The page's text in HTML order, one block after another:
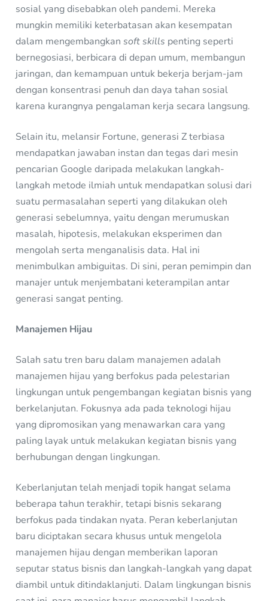
sosial yang disebabkan oleh pandemi. Mereka
mungkin memiliki keterbatasan akan kesempatan
dalam mengembangkansoft skills penting seperti
bernegosiasi, berbicara di depan umum, membangun
jaringan, dan kemampuan untuk bekerja berjam-jam
dengan konsentrasi penuh dan daya tahan sosial
karena kurangnya pengalaman kerja secara langsung.
Selain itu, melansir Fortune, generasi Z terbiasa
mendapatkan jawaban instan dan tegas dari mesin
pencarian Google daripada melakukan langkah-
langkah metode ilmiah untuk mendapatkan solusi dari
suatu permasalahan seperti yang dilakukan oleh
generasi sebelumnya, yaitu dengan merumuskan
masalah, hipotesis, melakukan eksperimen dan
mengolah serta menganalisis data. Hal ini
menimbulkan ambiguitas. Di sini, peran pemimpin dan
manajer untuk menjembatani keterampilan antar
generasi sangat penting.
Manajemen Hijau
Salah satu tren baru dalam manajemen adalah
manajemen hijau yang berfokus pada pelestarian
lingkungan untuk pengembangan kegiatan bisnis yang
berkelanjutan. Fokusnya ada pada teknologi hijau
yang dipromosikan yang menawarkan cara yang
paling layak untuk melakukan kegiatan bisnis yang
berhubungan dengan lingkungan.
Keberlanjutan telah menjadi topik hangat selama
beberapa tahun terakhir, tetapi bisnis sekarang
berfokus pada tindakan nyata. Peran keberlanjutan
baru diciptakan secara khusus untuk mengelola
manajemen hijau dengan memberikan laporan
seputar status bisnis dan langkah-langkah yang dapat
diambil untuk ditindaklanjuti. Dalam lingkungan bisnis